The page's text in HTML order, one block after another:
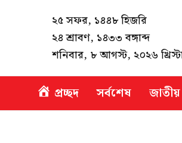
২৫ সফর, ১৪৪৮ হিজরি
২৪ শ্রাবণ, ১৪৩৩ বঙ্গাব্দ
শনিবার, ৮ আগস্ট, ২০২৬
প্রচ্ছদ সর্বশেষ জাতীয়